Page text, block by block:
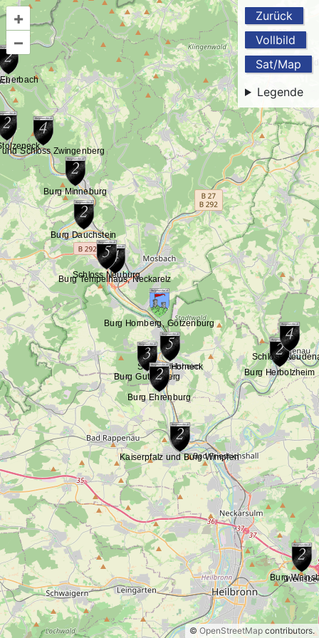
Zurück
Vollbild
Sat/Map
Legende
+
–
© OpenStreetMap contributors.